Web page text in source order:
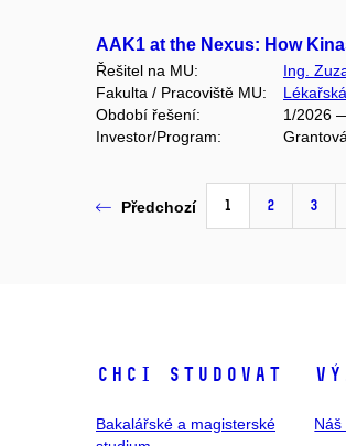
AAK1 at the Nexus: How
Řešitel na MU:
Ing.
Fakulta / Pracoviště MU:
Období řešení:
1/2026
Investor/Program:
Předchozí 1 2 3
Chci studovat
Bakalářské a magisterské
Náš